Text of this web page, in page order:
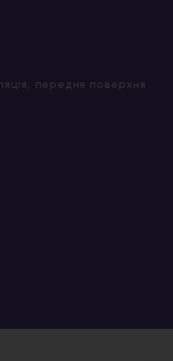
передня поверхня